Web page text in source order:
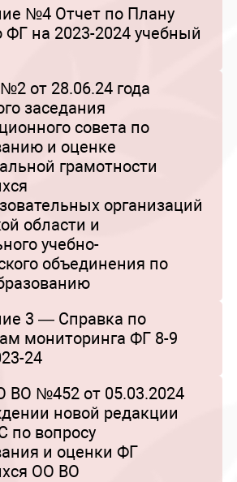
№4 Отчет по Плану
ФГ на 2023-2024 учебный
от 28.06.24 года
заседания
совета по
и оценке
грамотности
организаций
области и
учебно-
объединения по
3 — Справка по
мониторинга ФГ 8-9
24
ВО №452 от 05.03.2024
новой редакции
по вопросу
и оценки ФГ
ОО ВО